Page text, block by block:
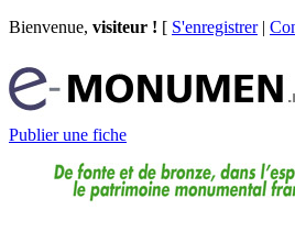
Bienvenue, visiteur ! [ S'enregistrer|
Publier une fiche